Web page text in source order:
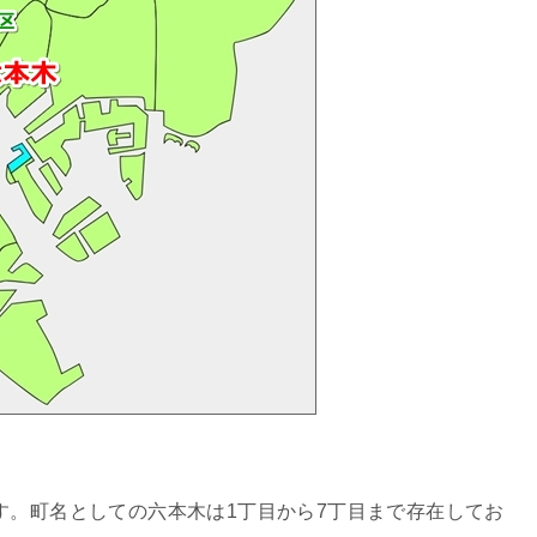
町名としての六本木は1丁目から7丁目まで存在してお